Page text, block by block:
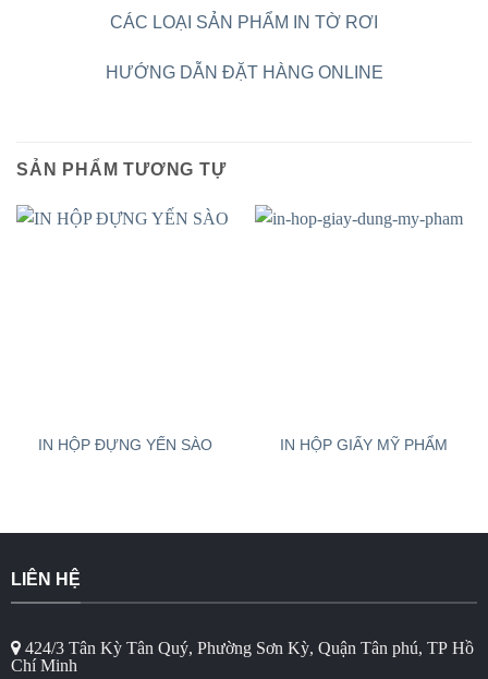
CÁC LOẠI SẢN PHẨM IN TỜ RƠI
HƯỚNG DẪN ĐẶT HÀNG ONLINE
SẢN PHẨM TƯƠNG TỰ
IN HỘP ĐỰNG YẾN SÀO IN HỘP GIẤY MỸ PHẨM
LIÊN HỆ
424/3 Tân Kỳ Tân Quý, Phường Sơn Kỳ, Quận Tân phú, TP Hồ
Chí Minh